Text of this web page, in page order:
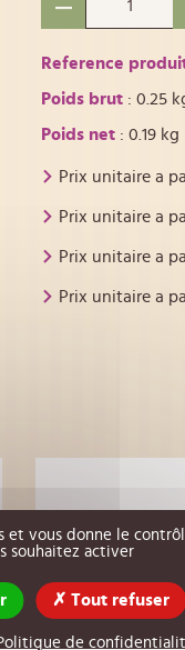
Reference
Poids brut : 0.25
Poids net : 0.19 kg
Prix unitaire a
Prix unitaire a
Prix unitaire a
Prix unitaire a
et vous donne le
souhaitez activer
Tout refuser
de